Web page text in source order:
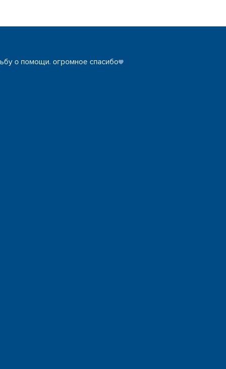
о помощи. огромное спасибо